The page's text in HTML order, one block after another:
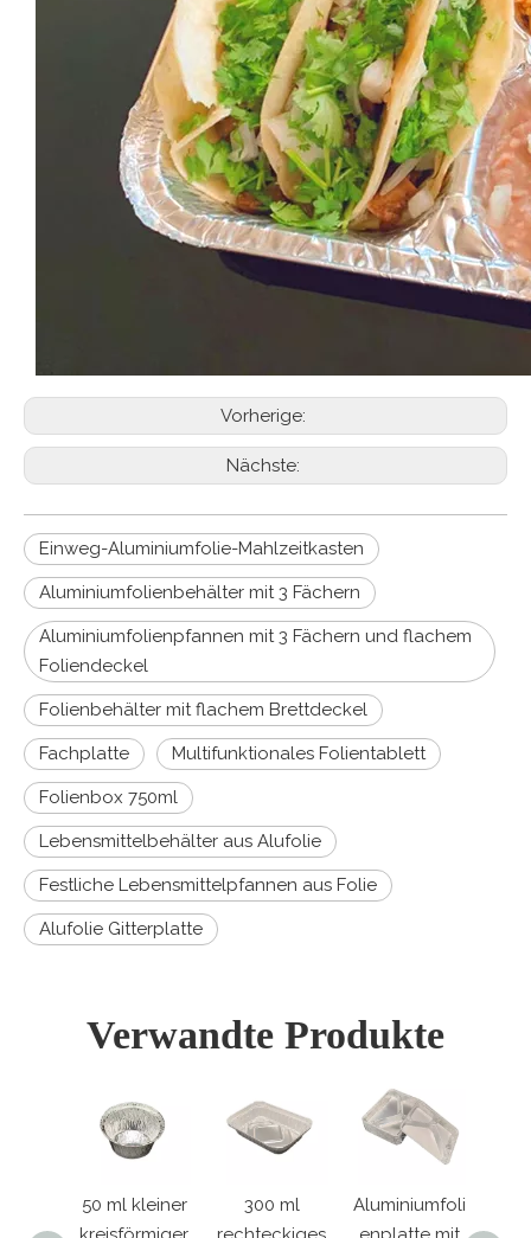
Vorherige:
Nächste:
Einweg-Aluminiumfolie-Mahlzeitkasten
Aluminiumfolienbehälter mit 3 Fächern
Aluminiumfolienpfannen mit 3 Fächern und flachem
Foliendeckel
Folienbehälter mit flachem Brettdeckel
Fachplatte Multifunktionales Folientablett
Folienbox 750ml
Lebensmittelbehälter aus Alufolie
Festliche Lebensmittelpfannen aus Folie
Alufolie Gitterplatte
Verwandte Produkte
300 ml
Aluminiumfoli
Rechteckige